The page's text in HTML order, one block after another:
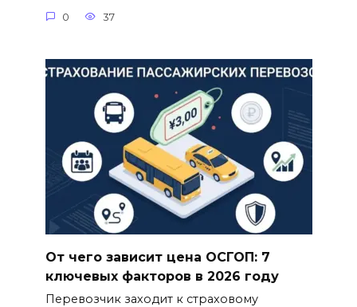
0 37
От чего зависит цена ОСГОП: 7
ключевых факторов в 2026 году
Перевозчик заходит к страховому